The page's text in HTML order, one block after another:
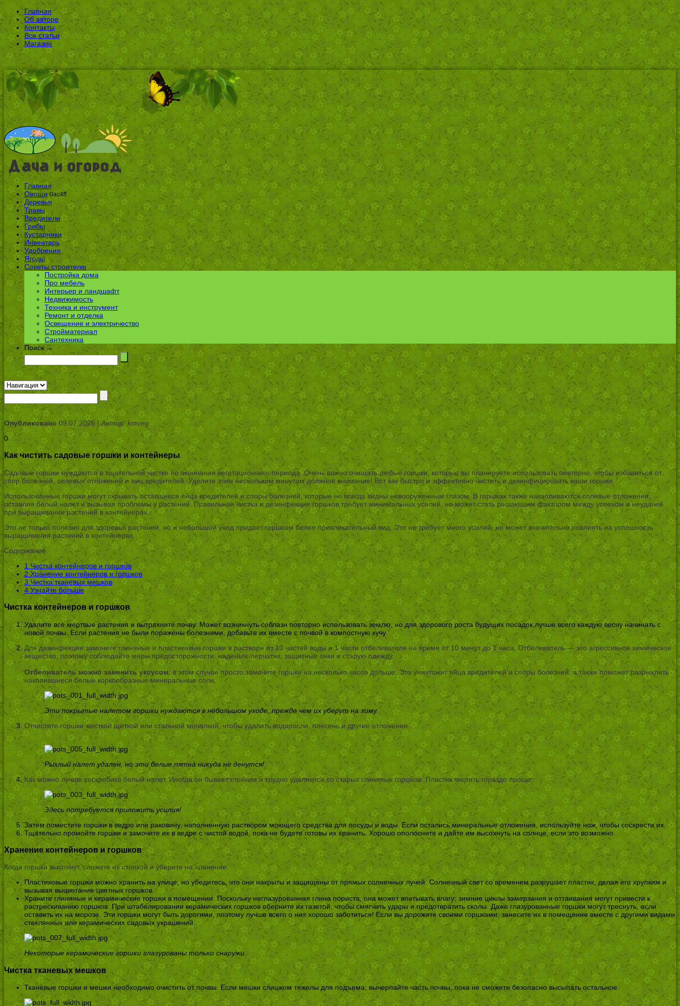
Главная
Об авторе
Контакты
Все статьи
Магазин
Главная
Овощи 0ac4ff
Деревья
Травы
Вредители
Грибы
Кустарники
Инвентарь
Удобрения
Ягоды
Советы строителю
Постройка дома
Про мебель
Интерьер и ландшафт
Недвижимость
Техника и инструмент
Ремонт и отделка
Освещение и электричество
Стройматериал
Сантехника
Поиск →
Опубликовано09.07.2026 |Автор: kmveg
0
Как чистить садовые горшки и контейнеры
Садовые горшки нуждаются в тщательной чистке по окончании вегетационного периода. Очень важно очищать любые горшки, которые вы планируете использовать повторно, чтобы избавиться от
спор болезней, солевых отложений и яиц вредителей. Уделите этим нескольким минутам должное внимание! Вот как быстро и эффективно чистить и дезинфицировать ваши горшки.
Использованные горшки могут скрывать оставшиеся яйца вредителей и споры болезней, которые не всегда видны невооруженным глазом. В горшках также накапливаются солевые отложения,
оставляя белый налет и вызывая проблемы у растений. Правильная чистка и дезинфекция горшков требует минимальных усилий, но может стать решающим фактором между успехом и неудачей
при выращивании растений в контейнерах.
Это не только полезно для здоровья растений, но и небольшой уход придает горшкам более привлекательный вид. Это не требует много усилий, но может значительно повлиять на успешность
выращивания растений в контейнерах.
Содержание
1 Чистка контейнеров и горшков
2 Хранение контейнеров и горшков
3 Чистка тканевых мешков
4Узнайте больше
Чистка контейнеров и горшков
Удалите все мертвые растения и вытряхните почву. Может возникнуть соблазн повторно использовать землю, но для здорового роста будущих посадок лучше всего каждую весну начинать с
новой почвы. Если растения не были поражены болезнями, добавьте их вместе с почвой в компостную кучу.
Для дезинфекции замочите глиняные и пластиковые горшки в растворе из 10 частей воды и 1 части отбеливателя на время от 10 минут до 1 часа. Отбеливатель — это агрессивное химическое
вещество, поэтому соблюдайте меры предосторожности: наденьте перчатки, защитные очки и старую одежду.
Отбеливатель можно заменить уксусом; в этом случае просто замочите горшки на несколько часов дольше. Это уничтожит яйца вредителей и споры болезней, а также поможет разрыхлить
накопившиеся белые коркообразные минеральные соли.
Эти покрытые налетом горшки нуждаются в небольшом уходе, прежде чем их уберут на зиму.
Отчистите горшки жесткой щеткой или стальной мочалкой, чтобы удалить водоросли, плесень и другие отложения.
Рыхлый налет удален, но эти белые пятна никуда не денутся!
Как можно лучше соскребите белый налет. Иногда он бывает стойким и трудно удаляется со старых глиняных горшков. Пластик чистить гораздо проще.
Здесь потребуется приложить усилия!
Затем поместите горшки в ведро или раковину, наполненную раствором моющего средства для посуды и воды. Если остались минеральные отложения, используйте нож, чтобы соскрести их.
Тщательно промойте горшки и замочите их в ведре с чистой водой, пока не будете готовы их хранить. Хорошо ополосните и дайте им высохнуть на солнце, если это возможно.
Хранение контейнеров и горшков
Когда горшки высохнут, сложите их стопкой и уберите на хранение.
Пластиковые горшки можно хранить на улице, но убедитесь, что они накрыты и защищены от прямых солнечных лучей. Солнечный свет со временем разрушает пластик, делая его хрупким и
вызывая выцветание цветных горшков.
Храните глиняные и керамические горшки в помещении. Поскольку неглазурованная глина пориста, она может впитывать влагу; зимние циклы замерзания и оттаивания могут привести к
растрескиванию горшков. При штабелировании керамических горшков оберните их газетой, чтобы смягчить удары и предотвратить сколы. Даже глазурованные горшки могут треснуть, если
оставить их на морозе. Эти горшки могут быть дорогими, поэтому лучше всего о них хорошо заботиться! Если вы дорожите своими горшками, занесите их в помещение вместе с другими видами
стеклянных или керамических садовых украшений.
Некоторые керамические горшки глазурованы только снаружи.
Чистка тканевых мешков
Тканевые горшки и мешки необходимо очистить от почвы. Если мешки слишком тяжелы для подъема, вычерпайте часть почвы, пока не сможете безопасно высыпать остальное.